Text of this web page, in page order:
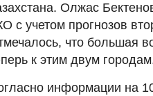
Олжас
с учетом прогнозов
что большая
к этим двум
информации на